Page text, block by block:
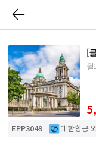
[
EPP3049 대한항공